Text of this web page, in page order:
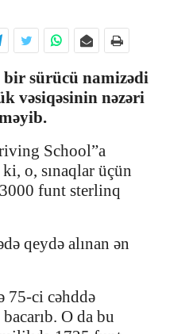
sürücü namizədi
vəsiqəsinin nəzəri
School”a
o, sınaqlar üçün
funt sterlinq
qeydə alınan ən
75-ci cəhddə
O da bu